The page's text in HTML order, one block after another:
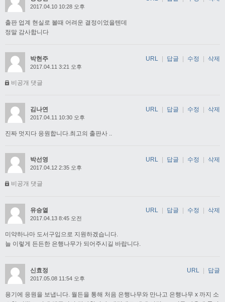
2017.04.10 10:28 오후
출판 업계 현실로 볼때 어려운 결정이었을텐데
정말 감사합니다
박현주
2017.04.11 3:21 오후
비공개 댓글
URL | 답글 | 수정 | 삭제
김나연
2017.04.11 10:30 오후
진짜 멋지다 응원합니다.최고의 출판사 ..
URL | 답글 | 수정 | 삭제
박선영
2017.04.12 2:35 오후
비공개 댓글
URL 답글 수정 삭제
유승열
2017.04.13 8:45 오전
미약하나마 도서구입으로 지원하겠습니다.
늘 이렇게 든든한 은행나무가 되어주시길 바랍니다.
URL 답글 수정 삭제
신효정
2017.05.08 11:54 오후
용기에 응원을 보냅니다. 월든을 통해 처음 은행나무와 만나고 은행나무 x 까지 소
URL 답글